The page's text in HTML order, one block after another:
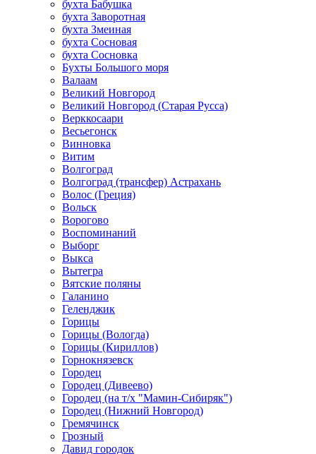
бухта Бабушка
бухта Заворотная
бухта Змеиная
бухта Сосновая
бухта Сосновка
Бухты Большого моря
Валаам
Великий Новгород
Великий Новгород (Старая Русса)
Верккосаари
Весьегонск
Винновка
Витим
Волгоград
Волгоград (трансфер) Астрахань
Волос (Греция)
Вольск
Ворогово
Воспоминаний
Выборг
Выкса
Вытегра
Вятские поляны
Галанино
Геленджик
Горицы
Горицы (Вологда)
Горицы (Кириллов)
Горнокнязевск
Городец
Городец (Дивеево)
Городец (на т/х "Мамин-Сибиряк")
Городец (Нижний Новгород)
Гремячинск
Грозный
Давид городок